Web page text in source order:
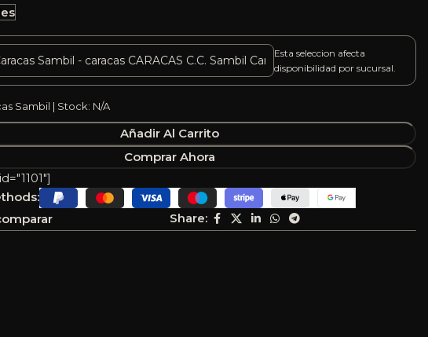
Esta seleccion afecta
disponibilidad por sucursal.
Sambil | Stock: N/A
Añadir Al Carrito
Comprar Ahora
Share: